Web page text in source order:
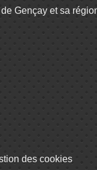
Gençay et sa
des cookies